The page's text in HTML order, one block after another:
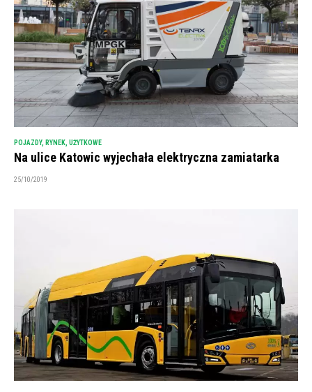
POJAZDY, RYNEK, UŻYTKOWE
Na ulice Katowic wyjechała elektryczna zamiatarka
25/10/2019